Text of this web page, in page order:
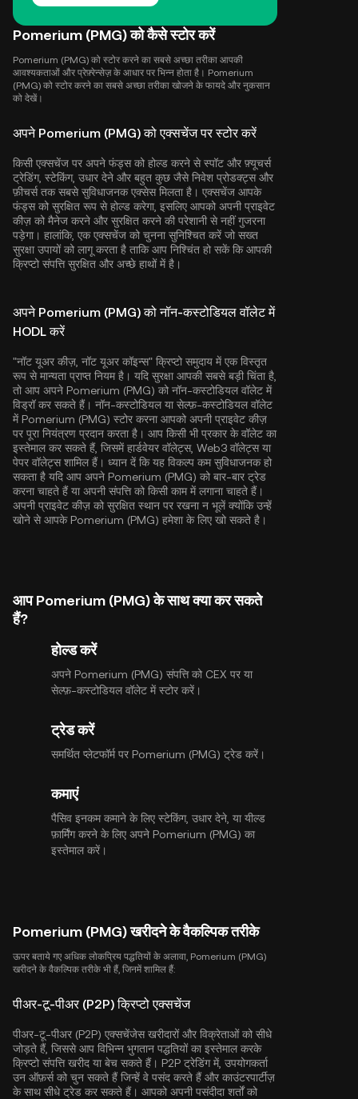
Pomerium (PMG) को कैसे स्टोर करें
Pomerium (PMG) को स्टोर करने का सबसे अच्छा तरीका आपकी
आवश्यकताओं और प्रेफ़्रेन्सेज़ के आधार पर भिन्न होता है। Pomerium
(PMG) को स्टोर करने का सबसे अच्छा तरीका खोजने के फायदे और नुकसान
को देखें।
अपने Pomerium (PMG) को एक्सचेंज पर स्टोर करें
किसी एक्सचेंज पर अपने फंड्स को होल्ड करने से स्पॉट और फ़्यूचर्स
ट्रेडिंग, स्टेकिंग, उधार देने और बहुत कुछ जैसे निवेश प्रोडक्ट्स और
फ़ीचर्स तक सबसे सुविधाजनक एक्सेस मिलता है। एक्सचेंज आपके
फंड्स को सुरक्षित रूप से होल्ड करेगा, इसलिए आपको अपनी प्राइवेट
कीज़ को मैनेज करने और सुरक्षित करने की परेशानी से नहीं गुजरना
पड़ेगा। हालांकि, एक एक्सचेंज को चुनना सुनिश्चित करें जो सख्त
सुरक्षा उपायों को लागू करता है ताकि आप निश्चिंत हो सकें कि आपकी
क्रिप्टो संपत्ति सुरक्षित और अच्छे हाथों में है।
अपने Pomerium (PMG) को नॉन-कस्टोडियल वॉलेट में
HODL करें
"नॉट यूअर कीज़, नॉट यूअर कॉइन्स" क्रिप्टो समुदाय में एक विस्तृत
रूप से मान्यता प्राप्त नियम है। यदि सुरक्षा आपकी सबसे बड़ी चिंता है,
तो आप अपने Pomerium (PMG) को नॉन-कस्टोडियल वॉलेट में
विड्रॉ कर सकते हैं। नॉन-कस्टोडियल या सेल्फ़-कस्टोडियल वॉलेट
में Pomerium (PMG) स्टोर करना आपको अपनी प्राइवेट कीज़
पर पूरा नियंत्रण प्रदान करता है। आप किसी भी प्रकार के वॉलेट का
इस्तेमाल कर सकते हैं, जिसमें हार्डवेयर वॉलेट्स, Web3 वॉलेट्स या
पेपर वॉलेट्स शामिल हैं। ध्यान दें कि यह विकल्प कम सुविधाजनक हो
सकता है यदि आप अपने Pomerium (PMG) को बार-बार ट्रेड
करना चाहते हैं या अपनी संपत्ति को किसी काम में लगाना चाहते हैं।
अपनी प्राइवेट कीज़ को सुरक्षित स्थान पर रखना न भूलें क्योंकि उन्हें
खोने से आपके Pomerium (PMG) हमेशा के लिए खो सकते है।
आप Pomerium (PMG) के साथ क्या कर सकते
हैं?
होल्ड करें
अपने Pomerium (PMG) संपत्ति को CEX पर या
सेल्फ़-कस्टोडियल वॉलेट में स्टोर करें।
ट्रेड करें
समर्थित प्लेटफॉर्म पर Pomerium (PMG) ट्रेड करें।
कमाएं
पैसिव इनकम कमाने के लिए स्टेकिंग, उधार देने, या यील्ड
फ़ार्मिंग करने के लिए अपने Pomerium (PMG) का
इस्तेमाल करें।
Pomerium (PMG) खरीदने के वैकल्पिक तरीके
ऊपर बताये गए अधिक लोकप्रिय पद्धतियों के अलावा, Pomerium (PMG)
खरीदने के वैकल्पिक तरीके भी हैं, जिनमें शामिल हैं:
पीअर-टू-पीअर (P2P) क्रिप्टो एक्सचेंज
पीअर-टू-पीअर (P2P) एक्सचेंजेस खरीदारों और विक्रेताओं को सीधे
जोड़ते हैं, जिससे आप विभिन्न भुगतान पद्धतियों का इस्तेमाल करके
क्रिप्टो संपत्ति खरीद या बेच सकते हैं। P2P ट्रेडिंग में, उपयोगकर्ता
उन ऑफ़र्स को चुन सकते हैं जिन्हें वे पसंद करते हैं और काउंटरपार्टीज़
के साथ सीधे ट्रेड कर सकते हैं। आपको अपनी पसंदीदा शर्तों को